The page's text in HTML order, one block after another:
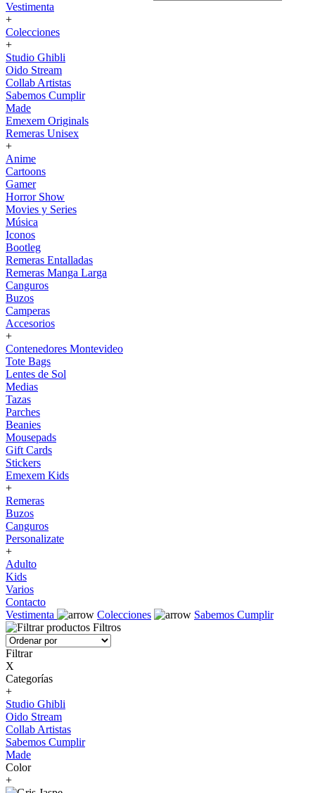
Vestimenta
+
Colecciones
+
Studio Ghibli
Oido Stream
Collab Artistas
Sabemos Cumplir
Made
Emexem Originals
Remeras Unisex
+
Anime
Cartoons
Gamer
Horror Show
Movies y Series
Música
Iconos
Bootleg
Remeras Entalladas
Remeras Manga Larga
Canguros
Buzos
Camperas
Accesorios
+
Contenedores Montevideo
Tote Bags
Lentes de Sol
Medias
Tazas
Parches
Beanies
Mousepads
Gift Cards
Stickers
Emexem Kids
+
Remeras
Buzos
Canguros
Personalizate
+
Adulto
Kids
Varios
Contacto
Vestimenta
Colecciones
Sabemos Cumplir
Filtros
Filtrar
X
Categorías
+
Studio Ghibli
Oido Stream
Collab Artistas
Sabemos Cumplir
Made
Color
+